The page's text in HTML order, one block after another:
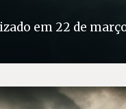
em 22 de